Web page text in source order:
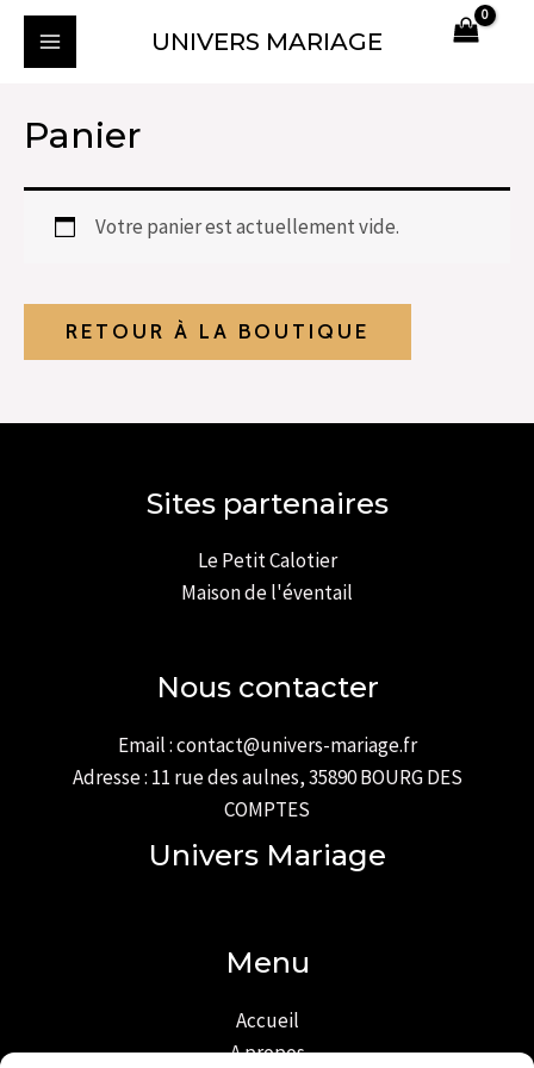
AllerMAIN
MENU
UNIVERS MARIAGE
Panier
Votre panier est actuellement vide.
RETOUR À LA BOUTIQUE
Sites partenaires
Le Petit Calotier
Maison de l'éventail
Nous contacter
Email : contact@univers-mariage.fr
Adresse : 11 rue des aulnes, 35890 BOURG DES
COMPTES
Univers Mariage
Menu
Accueil
A propos